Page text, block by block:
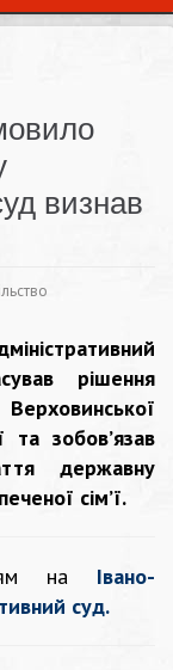
визнав
рішення
та зобов’язав
державну
сім’ї.
на Івано-
суд.